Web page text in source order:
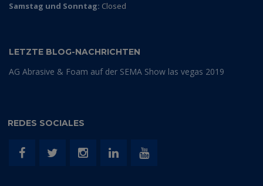
Samstag und Sonntag: Closed
LETZTE BLOG-NACHRICHTEN
AG Abrasive & Foam auf der SEMA Show las vegas 2019
REDES SOCIALES